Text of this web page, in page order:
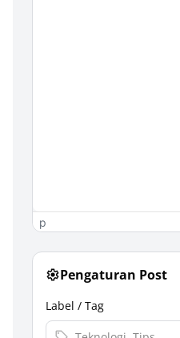
p
Pengaturan Post
Label / Tag